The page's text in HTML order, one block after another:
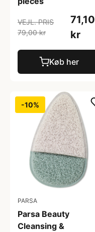
VEJL. PRIS
79,00 kr
71,10
kr
Køb her
-10%
PARSA
Parsa Beauty
Cleansing &